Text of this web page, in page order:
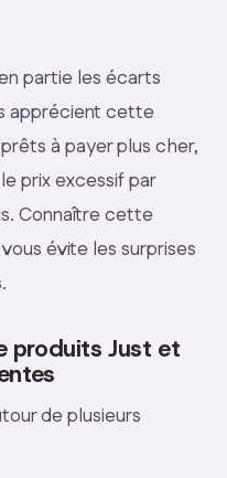
partie les écarts
apprécient cette
à payer plus cher,
prix excessif par
Connaître cette
évite les surprises
produits Just et
de plusieurs